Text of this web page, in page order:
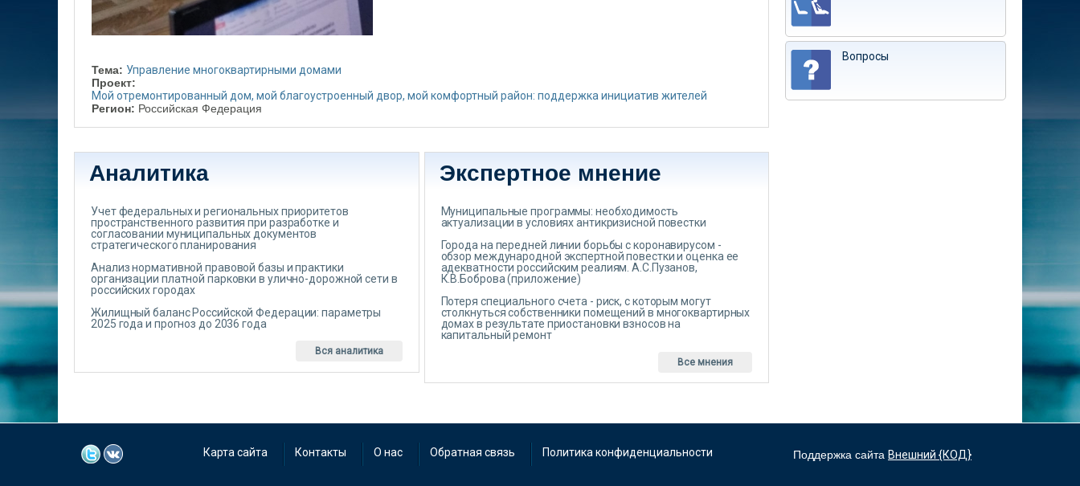
Тема: Управление многоквартирными домами
Проект:
Мой отремонтированный дом, мой благоустроенный двор, мой комфортный район: поддержка инициатив жителей
Регион: Российская Федерация
Аналитика
Учет федеральных и региональных приоритетов
пространственного развития при разработке и
согласовании муниципальных документов
стратегического планирования
Анализ нормативной правовой базы и практики
организации платной парковки в улично-дорожной сети в
российских городах
Жилищный баланс Российской Федерации: параметры
2025 года и прогноз до 2036 года
Вся аналитика
Экспертное мнение
Муниципальные программы: необходимость
актуализации в условиях антикризисной повестки
Города на передней линии борьбы с коронавирусом -
обзор международной экспертной повестки и оценка ее
адекватности российским реалиям. А.С.Пузанов,
К.В.Боброва (приложение)
Потеря специального счета - риск, с которым могут
столкнуться собственники помещений в многоквартирных
домах в результате приостановки взносов на
капитальный ремонт
Все мнения
Вопросы
Карта сайта Контакты О нас Обратная связь Политика конфиденциальности Поддержка сайта Внешний {КОД}